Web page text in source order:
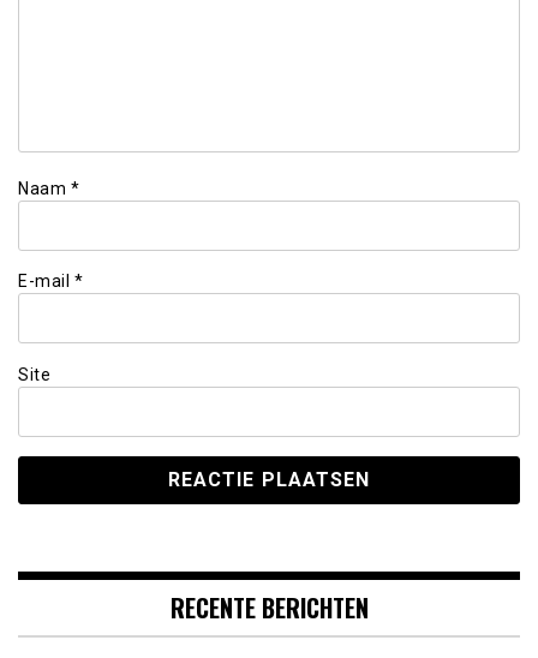
Naam *
E-mail *
Site
RECENTE BERICHTEN